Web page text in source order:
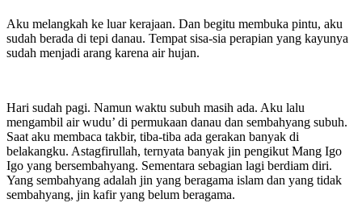
Aku melangkah ke luar kerajaan. Dan begitu membuka pintu, aku
sudah berada di tepi danau. Tempat sisa-sia perapian yang kayunya
sudah menjadi arang karena air hujan.
Hari sudah pagi. Namun waktu subuh masih ada. Aku lalu
mengambil air wudu’ di permukaan danau dan sembahyang subuh.
Saat aku membaca takbir, tiba-tiba ada gerakan banyak di
belakangku. Astagfirullah, ternyata banyak jin pengikut Mang Igo
Igo yang bersembahyang. Sementara sebagian lagi berdiam diri.
Yang sembahyang adalah jin yang beragama islam dan yang tidak
sembahyang, jin kafir yang belum beragama.